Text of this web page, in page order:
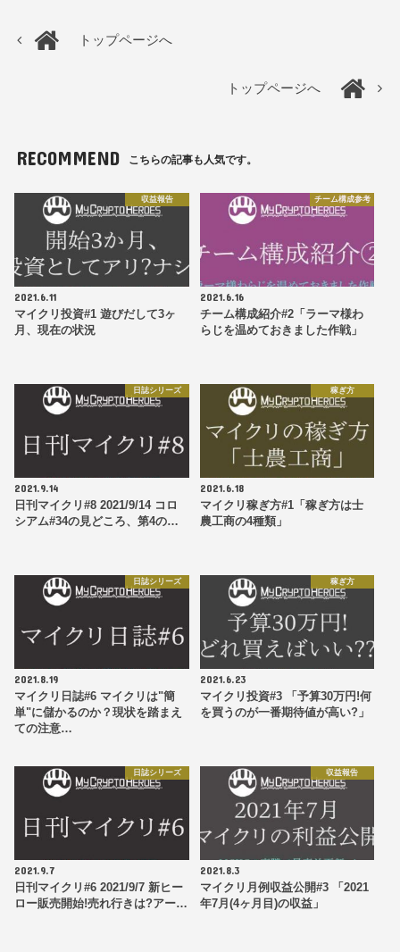
トップページへ
トップページへ
RECOMMEND こちらの記事も人気です。
収益報告
2021.6.11
マイクリ投資#1 遊びだして3ヶ
月、現在の状況
チーム構成参考
2021.6.16
チーム構成紹介#2「ラーマ様わ
らじを温めておきました作戦」
日誌シリーズ
2021.9.14
日刊マイクリ#8 2021/9/14 コロ
シアム#34の見どころ、第4の…
稼ぎ方
2021.6.18
マイクリ稼ぎ方#1「稼ぎ方は士
農工商の4種類」
日誌シリーズ
2021.8.19
マイクリ日誌#6 マイクリは"簡
単"に儲かるのか？現状を踏まえ
ての注意…
稼ぎ方
2021.6.23
マイクリ投資#3 「予算30万円!何
を買うのが一番期待値が高い?」
日誌シリーズ
2021.9.7
日刊マイクリ#6 2021/9/7 新ヒー
ロー販売開始!売れ行きは?アー…
収益報告
2021.8.3
マイクリ月例収益公開#3 「2021
年7月(4ヶ月目)の収益」